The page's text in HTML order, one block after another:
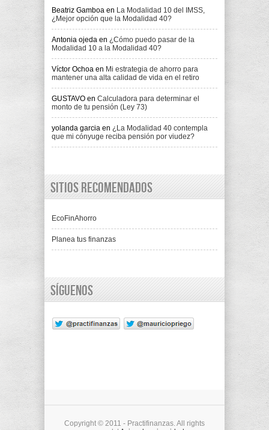
Beatriz Gamboa en La Modalidad 10 del IMSS,
¿Mejor opción que la Modalidad 40?
Antonia ojeda en ¿Cómo puedo pasar de la
Modalidad 10 a la Modalidad 40?
Víctor Ochoa en Mi estrategia de ahorro para
mantener una alta calidad de vida en el retiro
GUSTAVO en Calculadora para determinar el
monto de tu pensión (Ley 73)
yolanda garcia en ¿La Modalidad 40 contempla
que mi cónyuge reciba pensión por viudez?
Sitios recomendados
EcoFinAhorro
Planea tus finanzas
Síguenos
Copyright © 2011 - Practifinanzas. All rights